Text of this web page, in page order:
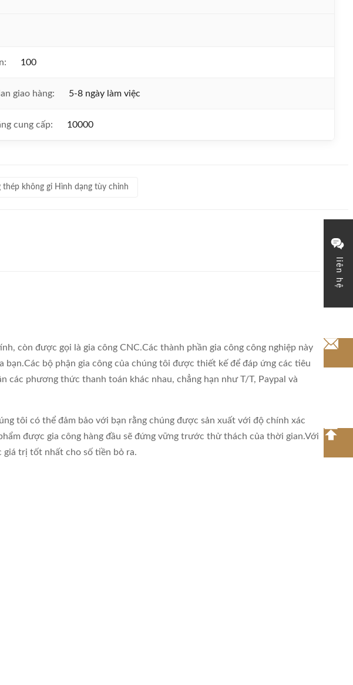
liên hệ
100
giao hàng: 5-8 ngày làm việc
cung cấp: 10000
thép không gỉ Hình dạng tùy chỉnh
còn được gọi là gia công CNC.Các thành phần gia công công nghiệp này
bộ phận gia công của chúng tôi được thiết kế để đáp ứng các tiêu
phương thức thanh toán khác nhau, chẳng hạn như T/T, Paypal và
tôi có thể đảm bảo với bạn rằng chúng được sản xuất với độ chính xác
được gia công hàng đầu sẽ đứng vững trước thử thách của thời gian.Với
giá trị tốt nhất cho số tiền bỏ ra.